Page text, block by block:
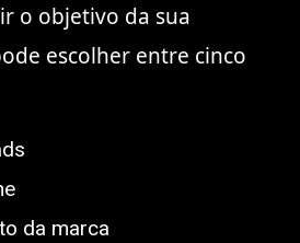
o objetivo da sua
escolher entre cinco
da marca